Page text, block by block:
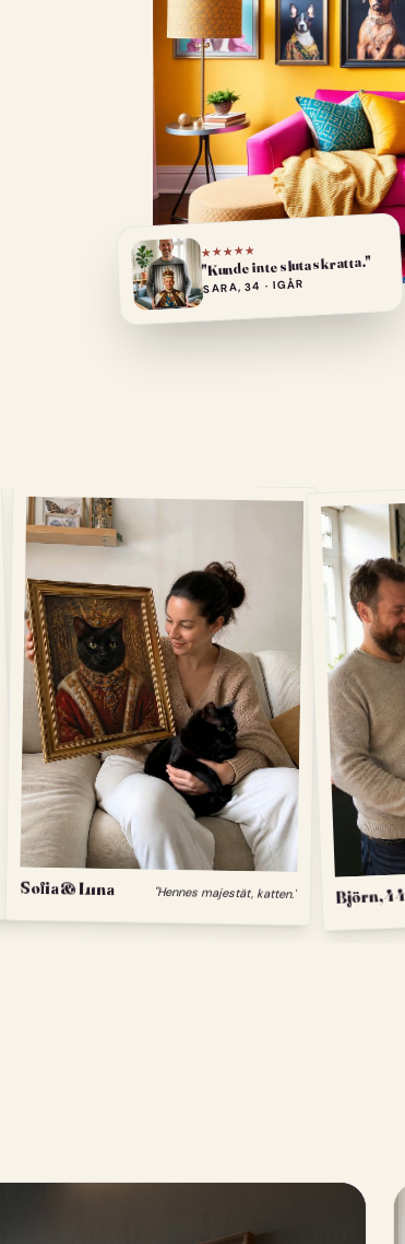
★★★★★
"Kunde inte sluta skratta."
SARA, 34 · IGÅR
Sofia & Luna "Hennes majestät, katten." Björn, 44